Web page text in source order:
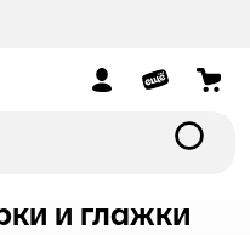
и глажки